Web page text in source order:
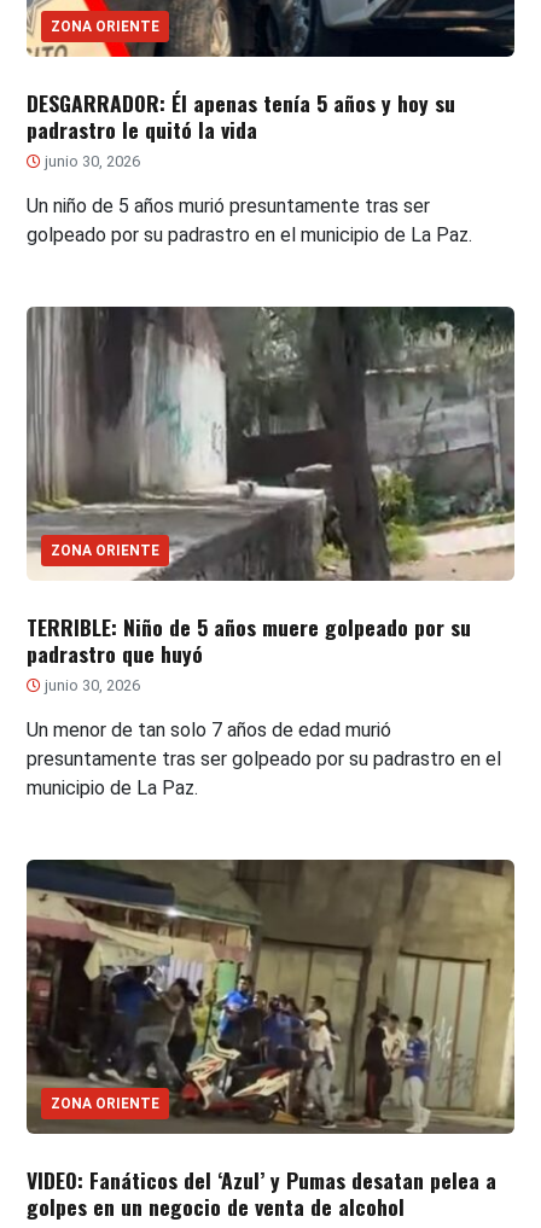
ZONA ORIENTE
DESGARRADOR: Él apenas tenía 5 años y hoy su
padrastro le quitó la vida
junio 30, 2026
Un niño de 5 años murió presuntamente tras ser
golpeado por su padrastro en el municipio de La Paz.
ZONA ORIENTE
TERRIBLE: Niño de 5 años muere golpeado por su
padrastro que huyó
junio 30, 2026
Un menor de tan solo 7 años de edad murió
presuntamente tras ser golpeado por su padrastro en el
municipio de La Paz.
ZONA ORIENTE
VIDEO: Fanáticos del ‘Azul’ y Pumas desatan pelea a
golpes en un negocio de venta de alcohol